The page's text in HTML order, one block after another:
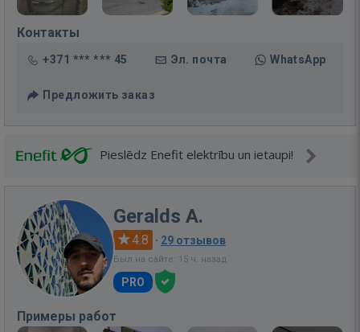
Контакты
+371 *** *** 45 Эл. почта WhatsApp
Предложить заказ
Pieslēdz Enefit elektrību un ietaupi!
Geralds A.
4.8 · 29 отзывов
Был на сайте: 15 ч. назад
PRO
Примеры работ